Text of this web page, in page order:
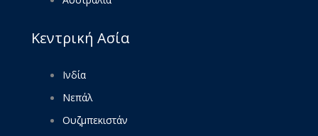
Κεντρική Ασία
Ινδία
Νεπάλ
Ουζμπεκιστάν